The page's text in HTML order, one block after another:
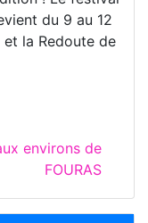
du 9 au 12
et la Redoute de
environs de
FOURAS